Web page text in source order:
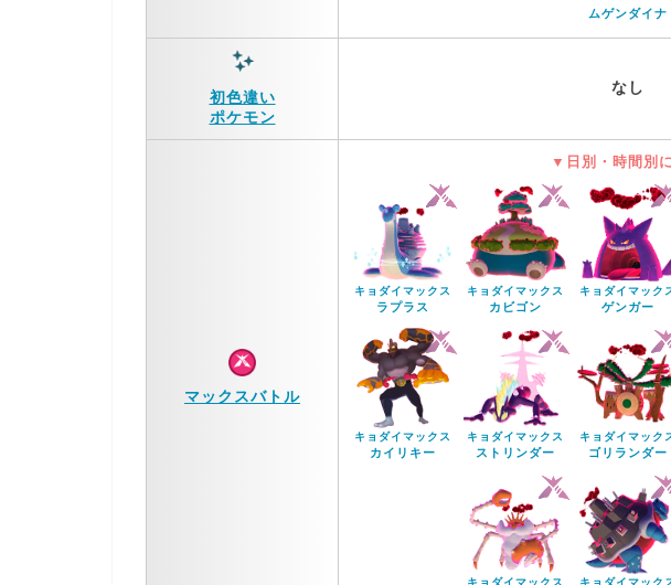
ムゲンダイナ
初色違い
ポケモン
なし
マックスバトル
▼日別・時間別
キョダイマックス
ラプラス
キョダイマックス
カビゴン
キョダイマック
ゲンガー
キョダイマックス
カイリキー
キョダイマックス
ストリンダー
キョダイマック
ゴリランダー
キョダイマックス キョダイマック